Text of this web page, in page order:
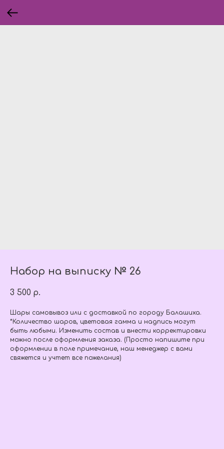
Набор на выписку № 26
3 500 р.
Шары самовывоз или с доставкой по городу Балашиха.
*Количество шаров, цветовая гамма и надпись могут
быть любыми. Изменить состав и внести корректировки
можно после оформления заказа. (Просто напишите при
оформлении в поле примечание, наш менеджер с вами
свяжется и учтет все пожелания)